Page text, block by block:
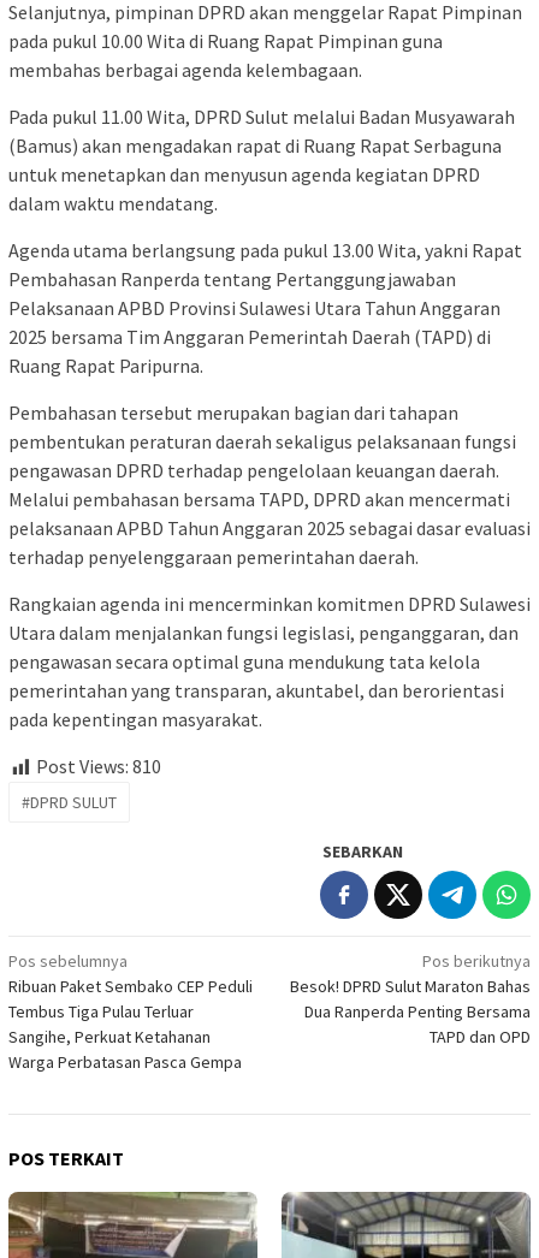
Selanjutnya, pimpinan DPRD akan menggelar Rapat Pimpinan
pada pukul 10.00 Wita di Ruang Rapat Pimpinan guna
membahas berbagai agenda kelembagaan.
Pada pukul 11.00 Wita, DPRD Sulut melalui Badan Musyawarah
(Bamus) akan mengadakan rapat di Ruang Rapat Serbaguna
untuk menetapkan dan menyusun agenda kegiatan DPRD
dalam waktu mendatang.
Agenda utama berlangsung pada pukul 13.00 Wita, yakni Rapat
Pembahasan Ranperda tentang Pertanggungjawaban
Pelaksanaan APBD Provinsi Sulawesi Utara Tahun Anggaran
2025 bersama Tim Anggaran Pemerintah Daerah (TAPD) di
Ruang Rapat Paripurna.
Pembahasan tersebut merupakan bagian dari tahapan
pembentukan peraturan daerah sekaligus pelaksanaan fungsi
pengawasan DPRD terhadap pengelolaan keuangan daerah.
Melalui pembahasan bersama TAPD, DPRD akan mencermati
pelaksanaan APBD Tahun Anggaran 2025 sebagai dasar evaluasi
terhadap penyelenggaraan pemerintahan daerah.
Rangkaian agenda ini mencerminkan komitmen DPRD Sulawesi
Utara dalam menjalankan fungsi legislasi, penganggaran, dan
pengawasan secara optimal guna mendukung tata kelola
pemerintahan yang transparan, akuntabel, dan berorientasi
pada kepentingan masyarakat.
Post Views: 810
#DPRD SULUT
SEBARKAN
Navigasi
pos
Pos sebelumnya
Ribuan Paket Sembako CEP Peduli
Tembus Tiga Pulau Terluar
Sangihe, Perkuat Ketahanan
Warga Perbatasan Pasca Gempa
Pos berikutnya
Besok! DPRD Sulut Maraton Bahas
Dua Ranperda Penting Bersama
TAPD dan OPD
POS TERKAIT